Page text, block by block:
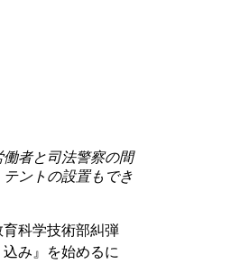
者と司法警察の間
ントの設置もでき
科学技術部糾弾
み』を始めるに